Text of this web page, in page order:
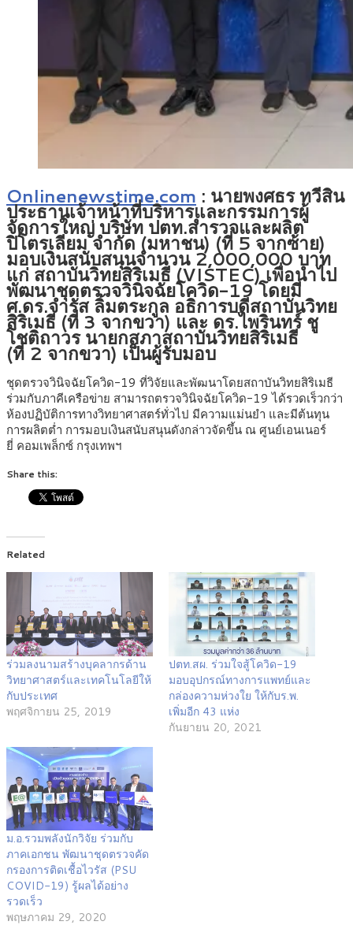
Onlinenewstime.com : นายพงศธร ทวีสิน
ประธานเจ้าหน้าที่บริหารและกรรมการผู้
จัดการใหญ่ บริษัท ปตท.สำรวจและผลิต
ปิโตรเลียม จำกัด (มหาชน) (ที่ 5 จากซ้าย)
มอบเงินสนับสนุนจำนวน 2,000,000 บาท
แก่ สถาบันวิทยสิริเมธี (VISTEC) เพื่อนำไป
พัฒนาชุดตรวจวินิจฉัยโควิด-19 โดยมี
ศ.ดร.จำรัส ลิ้มตระกูล อธิการบดีสถาบันวิทย
สิริเมธี (ที่ 3 จากขวา) และ ดร.ไพรินทร์ ชู
โชติถาวร นายกสภาสถาบันวิทยสิริเมธี
(ที่ 2 จากขวา) เป็นผู้รับมอบ
ชุดตรวจวินิจฉัยโควิด-19 ที่วิจัยและพัฒนาโดยสถาบันวิทยสิริเมธี
ร่วมกับภาคีเครือข่าย สามารถตรวจวินิจฉัยโควิด-19 ได้รวดเร็วกว่า
ห้องปฏิบัติการทางวิทยาศาสตร์ทั่วไป มีความแม่นยำ และมีต้นทุน
การผลิตต่ำ การมอบเงินสนับสนุนดังกล่าวจัดขึ้น ณ ศูนย์เอนเนอร์
ยี่ คอมเพล็กซ์ กรุงเทพฯ
Share this:
Related
ร่วมลงนามสร้างบุคลากรด้าน
วิทยาศาสตร์และเทคโนโลยีให้
กับประเทศ
พฤศจิกายน 25, 2019
ปตท.สผ. ร่วมใจสู้โควิด-19
มอบอุปกรณ์ทางการแพทย์และ
กล่องความห่วงใย ให้กับร.พ.
เพิ่มอีก 43 แห่ง
กันยายน 20, 2021
ม.อ.รวมพลังนักวิจัย ร่วมกับ
ภาคเอกชน พัฒนาชุดตรวจคัด
กรองการติดเชื้อไวรัส (PSU
COVID-19) รู้ผลได้อย่าง
รวดเร็ว
พฤษภาคม 29, 2020